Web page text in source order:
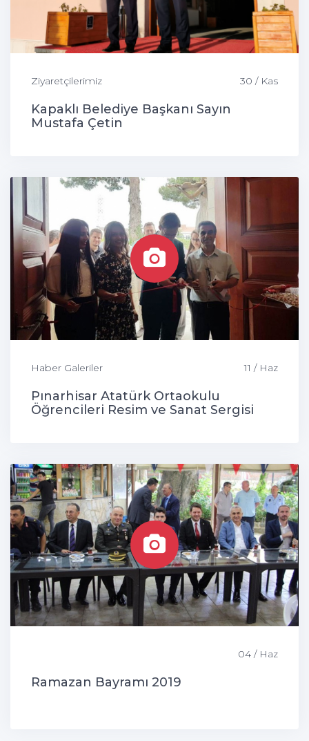
Ziyaretçilerimiz 30 / Kas
Kapaklı Belediye Başkanı Sayın
Mustafa Çetin
Haber Galeriler 11 / Haz
Pınarhisar Atatürk Ortaokulu
Öğrencileri Resim ve Sanat Sergisi
04 / Haz
Ramazan Bayramı 2019